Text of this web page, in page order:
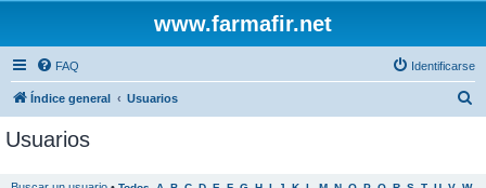
www.farmafir.net
FAQ Identificarse
Índice general Usuarios
Usuarios